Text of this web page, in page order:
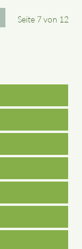
Seite 7 von 12